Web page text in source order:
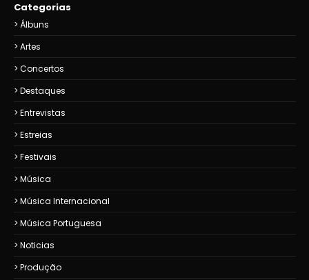
Categorias
Álbuns
Artes
Concertos
Destaques
Entrevistas
Estreias
Festivais
Música
Música Internacional
Música Portuguesa
Noticias
Produção